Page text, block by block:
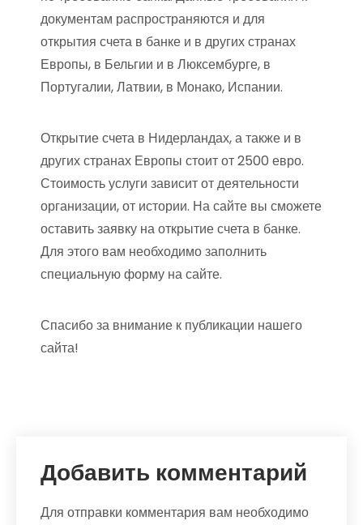
документам распространяются и для
открытия счета в банке и в других странах
Европы, в Бельгии и в Люксембурге, в
Португалии, Латвии, в Монако, Испании.
Открытие счета в Нидерландах, а также и в
других странах Европы стоит от 2500 евро.
Стоимость услуги зависит от деятельности
организации, от истории. На сайте вы сможете
оставить заявку на открытие счета в банке.
Для этого вам необходимо заполнить
специальную форму на сайте.
Спасибо за внимание к публикации нашего
сайта!
Добавить комментарий
Для отправки комментария вам необходимо